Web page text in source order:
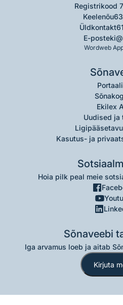
Registrikood
Keelenõu
Üldkontakt
E-post
Wordweb
Ekilex
Uudised ja
Kasutus- ja
Hoia pilk peal meie
Sõnaveebi
Iga arvamus loeb ja aitab
Kirjuta